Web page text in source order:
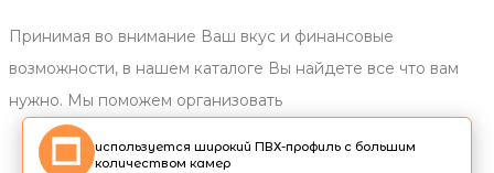
Принимая во внимание Ваш вкус и финансовые
возможности, в нашем каталоге Вы найдете все что вам
нужно. Мы поможем организовать
используется широкий ПВХ-профиль с большим
количеством камер